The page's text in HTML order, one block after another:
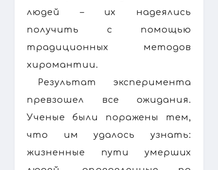
людей – их надеялись
получить с помощью
традиционных методов
хиромантии.
Результат эксперимента
превзошел все ожидания.
Ученые были поражены тем,
что им удалось узнать:
жизненные пути умерших